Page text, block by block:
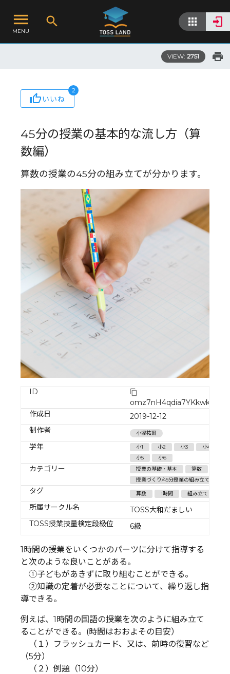
MENU
VIEW: 2751
いいね
2
45分の授業の基本的な流し方（算
数編）
算数の授業の45分の組み立てが分かります。
ID
omz7nH4qdia7YKkwkxvj
作成日
2019-12-12
制作者
小塚祐爾
学年 小1 小2 小3
小4
小5
小6
カテゴリー 授業の基礎・基本
算数
授業づくり/45分授業の組み立て方
タグ 算数 1時間 組み立て
所属サークル名
TOSS大和だましい
TOSS授業技量検定段級位
6級
1時間の授業をいくつかのパーツに分けて指導する
と次のような良いことがある。
①子どもがあきずに取り組むことができる。
②知識の定着が必要なことについて、繰り返し指
導できる。
例えば、1時間の国語の授業を次のように組み立て
ることができる。(時間はおおよその目安）
（１）フラッシュカード、又は、前時の復習など
（5分）
（２）例題（10分）